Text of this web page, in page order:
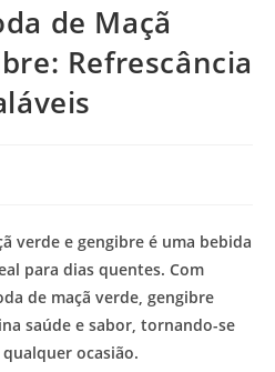
de Maçã
Refrescância
verde e gengibre é uma bebida
para dias quentes. Com
de maçã verde, gengibre
saúde e sabor, tornando-se
ocasião.